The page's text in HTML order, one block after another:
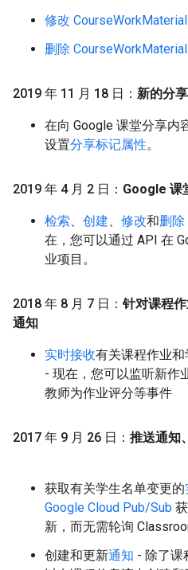
修改
删除
2019 年 11 月 18 日： 新的分
在向 Google 课堂分享内
设置分享标记属性。
2019 年 4 月 2 日： Google 课
检索、 创建、 修改和删除
在，您可以通过 API 在
业项目。
2018 年 8 月 7 日： 针对课程
通知
实时接收有关课程作业
- 现在，您可以监听新作
教师为作业评分等事件
2017 年 9 月 26 日： 推送通知
获取有关学生名单变更的
Google Cloud Pub/Sub
新，而无需轮询
创建和更新通知 - 除了课